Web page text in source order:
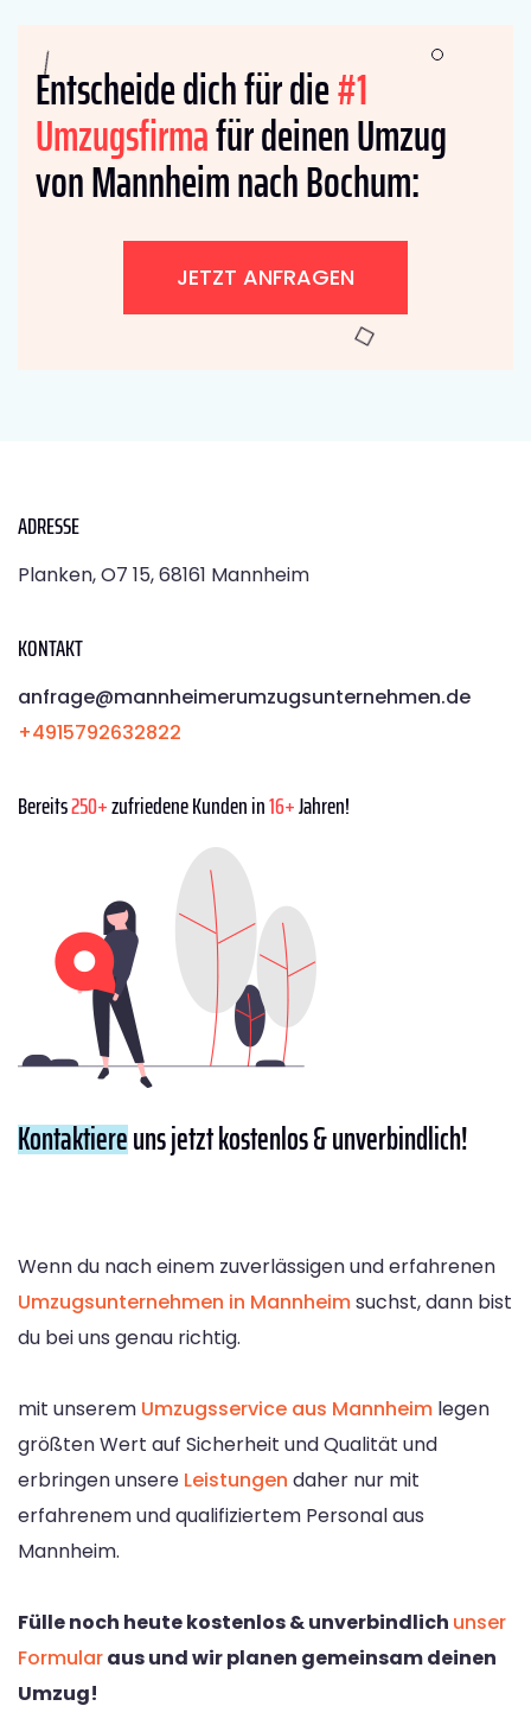
Entscheide dich für die#1
Umzugsfirmafür deinen Umzug
von Mannheim nach Bochum:
JETZT ANFRAGEN
ADRESSE
Planken, O7 15, 68161 Mannheim
KONTAKT
anfrage@mannheimerumzugsunternehmen.de
+4915792632822
Bereits250+zufriedene Kunden in16+Jahren!
Kontaktiereuns jetzt kostenlos & unverbindlich!
Wenn du nach einem zuverlässigen und erfahrenen
Umzugsunternehmen in Mannheimsuchst, dann bist
du bei uns genau richtig.
mit unserem Umzugsservice aus Mannheim legen
größten Wert auf Sicherheit und Qualität und
erbringen unsere Leistungen daher nur mit
erfahrenem und qualifiziertem Personal aus
Mannheim.
Fülle noch heute kostenlos & unverbindlich unser
Formularaus und wir planen gemeinsam deinen
Umzug!